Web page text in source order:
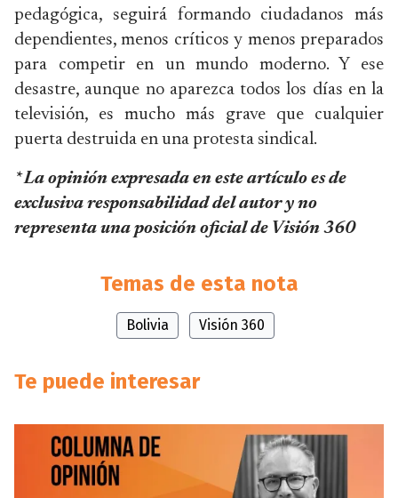
pedagógica, seguirá formando ciudadanos más
dependientes, menos críticos y menos preparados
para competir en un mundo moderno. Y ese
desastre, aunque no aparezca todos los días en la
televisión, es mucho más grave que cualquier
puerta destruida en una protesta sindical.
* La opinión expresada en este artículo es de
exclusiva responsabilidad del autor y no
representa una posición oficial de Visión 360
Temas de esta nota
Bolivia Visión 360
Te puede interesar